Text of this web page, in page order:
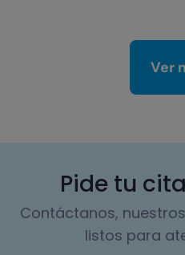
Ver
Pide tu
Contáctanos,
listos para